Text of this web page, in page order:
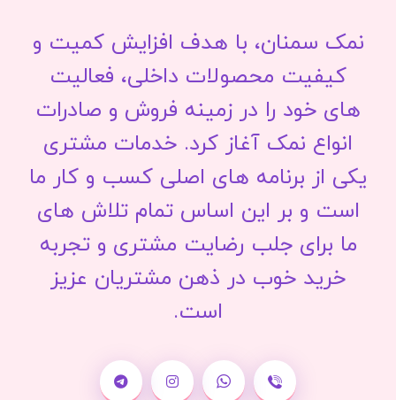
نمک سمنان، با هدف افزایش کمیت و
کیفیت محصولات داخلی، فعالیت
های خود را در زمینه فروش و صادرات
انواع نمک آغاز کرد. خدمات مشتری
یکی از برنامه های اصلی کسب و کار ما
است و بر این اساس تمام تلاش های
ما برای جلب رضایت مشتری و تجربه
خرید خوب در ذهن مشتریان عزیز
است.